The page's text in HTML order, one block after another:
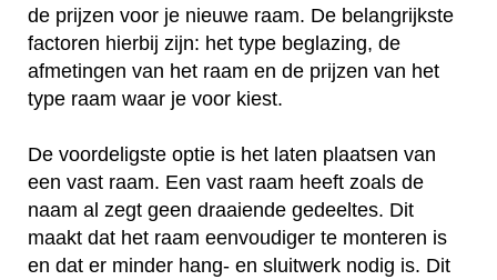
de prijzen voor je nieuwe raam. De belangrijkste
factoren hierbij zijn: het type beglazing, de
afmetingen van het raam en de prijzen van het
type raam waar je voor kiest.
De voordeligste optie is het laten plaatsen van
een vast raam. Een vast raam heeft zoals de
naam al zegt geen draaiende gedeeltes. Dit
maakt dat het raam eenvoudiger te monteren is
en dat er minder hang- en sluitwerk nodig is. Dit